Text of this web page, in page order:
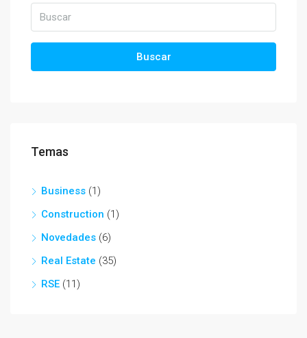
Buscar
Temas
Business (1)
Construction (1)
Novedades (6)
Real Estate (35)
RSE (11)